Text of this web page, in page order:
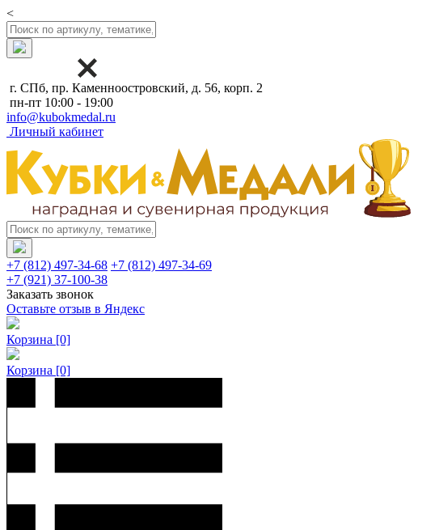
<
г. СПб, пр. Каменноостровский, д. 56, корп. 2
пн-пт 10:00 - 19:00
info@kubokmedal.ru
Личный кабинет
+7 (812) 497-34-68 +7 (812) 497-34-69
+7 (921) 37-100-38
Заказать звонок
Оставьте отзыв в Яндекс
Корзина [0]
Корзина [0]